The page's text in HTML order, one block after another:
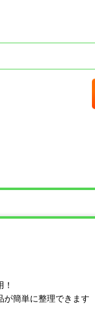
が簡単に整理できます